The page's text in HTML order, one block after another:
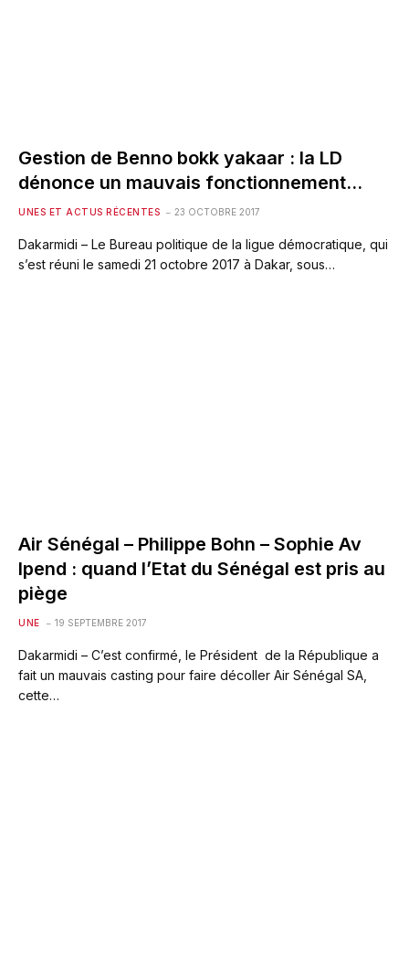
Gestion de Benno bokk yakaar : la LD
dénonce un mauvais fonctionnement…
UNES ET ACTUS RÉCENTES 23 OCTOBRE 2017
Dakarmidi – Le Bureau politique de la ligue démocratique, qui
s’est réuni le samedi 21 octobre 2017 à Dakar, sous…
Air Sénégal – Philippe Bohn – Sophie Av
Ipend : quand l’Etat du Sénégal est pris au
piège
UNE 19 SEPTEMBRE 2017
Dakarmidi – C’est confirmé, le Président de la République a
fait un mauvais casting pour faire décoller Air Sénégal SA,
cette…